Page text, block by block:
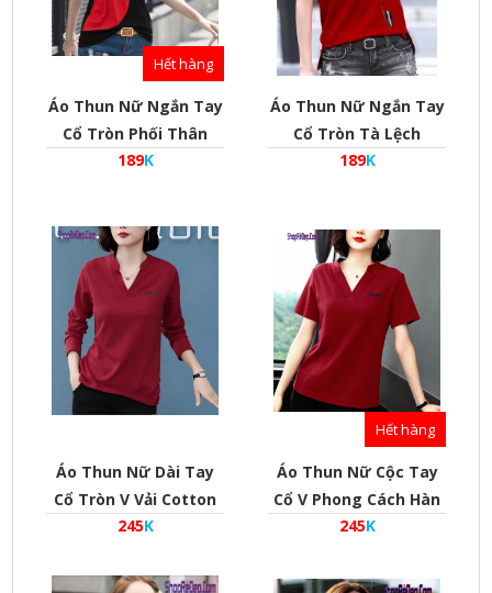
Hết hàng
Áo Thun Nữ Ngắn Tay
Cổ Tròn Phối Thân
Phong Cách Hàn Quốc
189K
Áo Thun Nữ Ngắn Tay
Cổ Tròn Tà Lệch
Phong Cách Hàn Quốc
189K
Áo Thun Nữ Dài Tay
Cổ Tròn V Vải Cotton
Co Dãn 4 Chiều - Mã
245K
Hết hàng
Áo Thun Nữ Cộc Tay
Cổ V Phong Cách Hàn
Quốc - Mã Pl010004
245K